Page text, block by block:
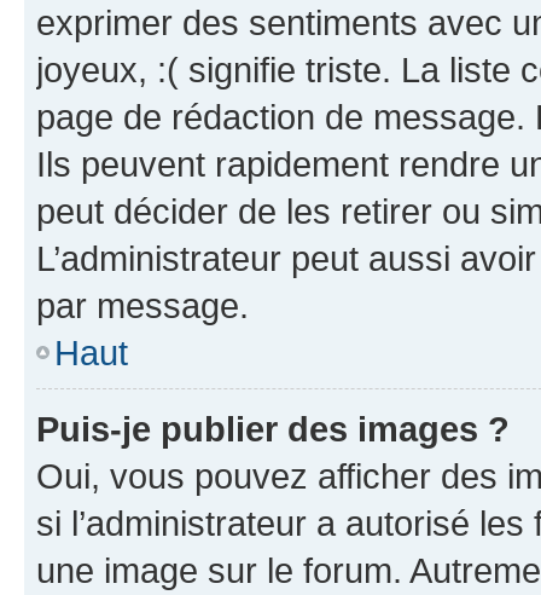
exprimer des sentiments avec
joyeux, :( signifie triste. La liste
page de rédaction de
Ils peuvent rapidement rendre
peut décider de les retirer ou
L’administrateur peut aussi
par message.
Haut
Puis-je publier des images ?
Oui, vous pouvez afficher des
si l’administrateur a autorisé
une image sur le forum.